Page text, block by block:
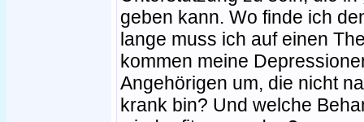
geben kann. Wo finde ich
lange muss ich auf einen
kommen meine
Angehörigen um, die nicht
krank bin? Und welche